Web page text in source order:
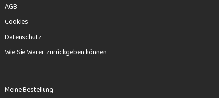
AGB
Cookies
Datenschutz
Wie Sie Waren zurückgeben können
Meine Bestellung